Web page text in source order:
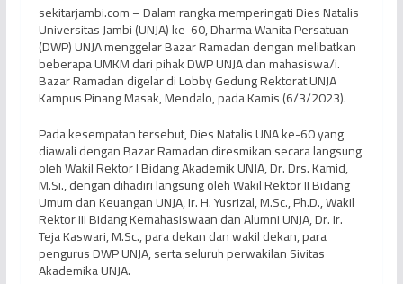
sekitarjambi.com – Dalam rangka memperingati Dies Natalis
Universitas Jambi (UNJA) ke-60, Dharma Wanita Persatuan
(DWP) UNJA menggelar Bazar Ramadan dengan melibatkan
beberapa UMKM dari pihak DWP UNJA dan mahasiswa/i.
Bazar Ramadan digelar di Lobby Gedung Rektorat UNJA
Kampus Pinang Masak, Mendalo, pada Kamis (6/3/2023).
Pada kesempatan tersebut, Dies Natalis UNA ke-60 yang
diawali dengan Bazar Ramadan diresmikan secara langsung
oleh Wakil Rektor I Bidang Akademik UNJA, Dr. Drs. Kamid,
M.Si., dengan dihadiri langsung oleh Wakil Rektor II Bidang
Umum dan Keuangan UNJA, Ir. H. Yusrizal, M.Sc., Ph.D., Wakil
Rektor III Bidang Kemahasiswaan dan Alumni UNJA, Dr. Ir.
Teja Kaswari, M.Sc., para dekan dan wakil dekan, para
pengurus DWP UNJA, serta seluruh perwakilan Sivitas
Akademika UNJA.